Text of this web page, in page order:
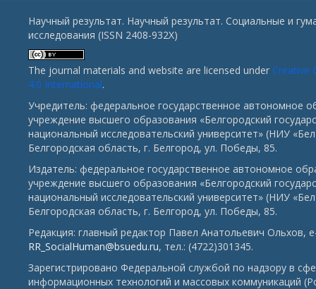
Научный результат. Научный результат. Социальные и
исследования (ISSN 2408-932X)
The journal materials and website are licensed under Creative
4.0 International.
Учредитель: федеральное государственное автономное
учреждение высшего образования «Белгородский
национальный исследовательский университет» (НИУ
Белгородская область, г. Белгород, ул. Победы, 85.
Издатель: федеральное государственное автономное
учреждение высшего образования «Белгородский
национальный исследовательский университет» (НИУ
Белгородская область, г. Белгород, ул. Победы, 85.
Редакция: главный редактор Павел Анатольевич Ольхов,
RR_SocialHuman@bsuedu.ru, тел.: (4722)301345.
Зарегистрировано Федеральной службой по надзору в
информационных технологий и массовых коммуникаций